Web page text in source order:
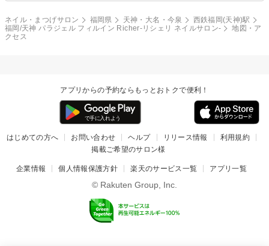
ネイル・まつげサロン 福岡県 天神・大名・今泉
西鉄福岡(天神)駅
福岡/天神 パラジェル フィルイン Richer-リシェリ ネイルサロン-
地図・ア
クセス
アプリからの予約ならもっとおトクで便利！
はじめての方へ お問い合わせ ヘルプ リリース情報
利用規約
掲載ご希望のサロン様
企業情報 個人情報保護方針 楽天のサービス一覧 アプリ一覧
© Rakuten Group, Inc.